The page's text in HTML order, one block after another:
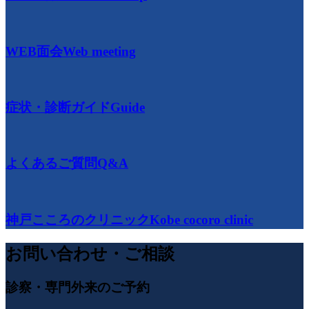
WEB面会Web meeting
症状・診断ガイドGuide
よくあるご質問Q&A
神戸こころのクリニックKobe cocoro clinic
お問い合わせ・ご相談
診察・専門外来のご予約